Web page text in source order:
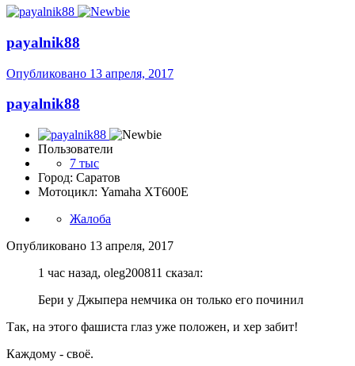
payalnik88
Опубликовано 13 апреля, 2017
payalnik88
Пользователи
7 тыс
Город: Саратов
Мотоцикл: Yamaha XT600E
Жалоба
Опубликовано 13 апреля, 2017
1 час назад, oleg200811 сказал:
Бери у Джыпера немчика он только его починил
Так, на этого фашиста глаз уже положен, и хер забит!
Каждому - своё.